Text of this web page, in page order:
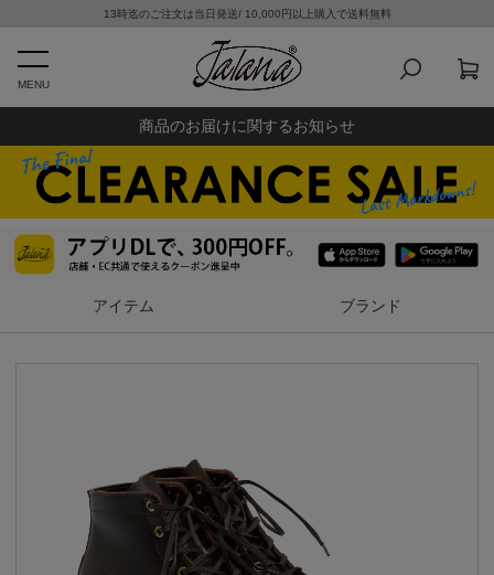
13時迄のご注文は当日発送/ 10,000円以上購入で送料無料
MENU
商品のお届けに関するお知らせ
アイテム ブランド